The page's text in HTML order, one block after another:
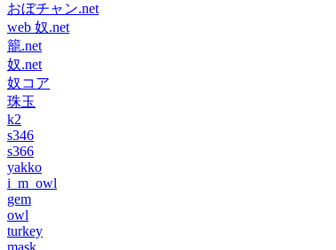
おぼチャン.net
web 奴.net
籠.net
奴.net
奴コア
珠玉
k2
s346
s366
yakko
i_m_owl
gem
owl
turkey
mask